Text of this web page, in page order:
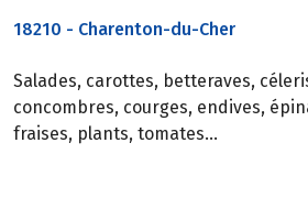
18210 - Charenton-du-Cher
Salades, carottes, betteraves,
concombres, courges, endives,
fraises, plants, tomates...